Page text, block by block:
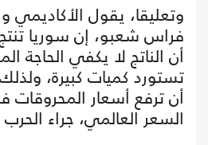
وتعليقا، يقول الأكاديمي
فراس شعبو، إن سوريا تنتج
أن الناتج لا يكفي الحاجة
تستورد كميات كبيرة،
أن ترفع أسعار المحروقات
السعر العالمي، جراء